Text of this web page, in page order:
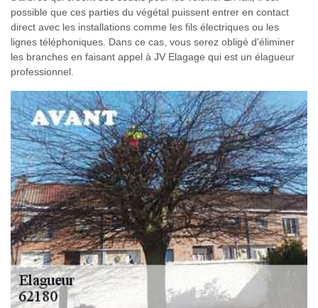
possible que ces parties du végétal puissent entrer en contact
direct avec les installations comme les fils électriques ou les
lignes téléphoniques. Dans ce cas, vous serez obligé d'éliminer
les branches en faisant appel à JV Elagage qui est un élagueur
professionnel.